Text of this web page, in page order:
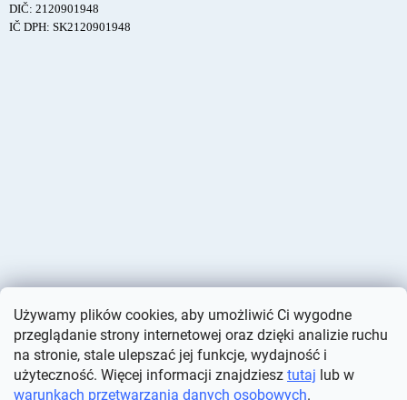
Używamy plików cookies, aby umożliwić Ci wygodne
przeglądanie strony internetowej oraz dzięki analizie ruchu
na stronie, stale ulepszać jej funkcje, wydajność i
użyteczność. Więcej informacji znajdziesz tutaj lub w
warunkach przetwarzania danych osobowych.
DIČ: 2120901948
IČ DPH: SK2120901948